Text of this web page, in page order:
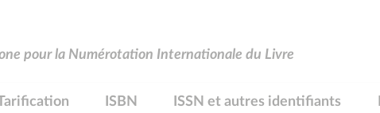
pour la Numérotation Internationale du Livre
ISBN ISSN et autres identifiants